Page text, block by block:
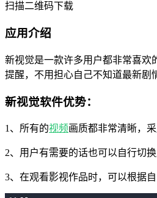
扫描二维码下载
应用介绍
新视觉是一款许多用户都非常喜欢
提醒，不用担心自己不知道最新剧
新视觉软件优势：
1、所有的视频画质都非常清晰，
2、用户有需要的话也可以自行切
3、在观看影视作品时，可以根据